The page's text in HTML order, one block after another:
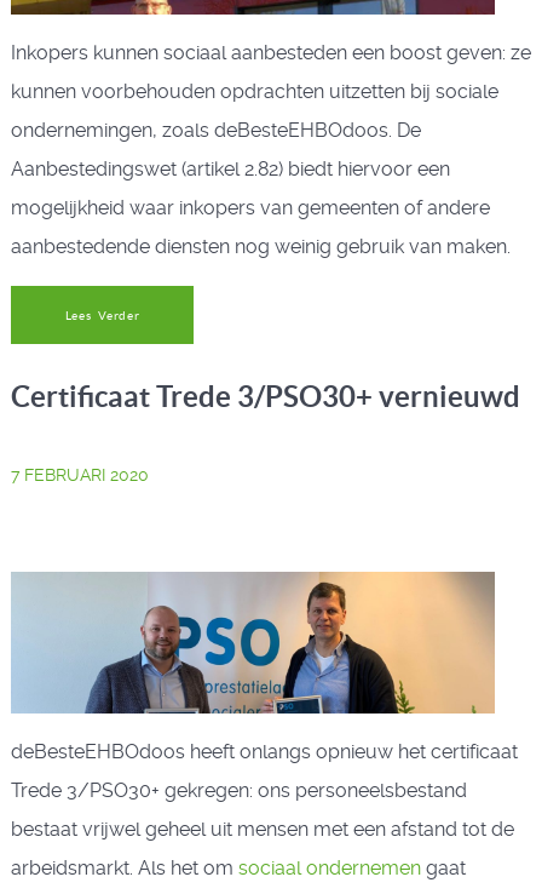
Inkopers kunnen sociaal aanbesteden een boost geven: ze
kunnen voorbehouden opdrachten uitzetten bij sociale
ondernemingen, zoals deBesteEHBOdoos. De
Aanbestedingswet (artikel 2.82) biedt hiervoor een
mogelijkheid waar inkopers van gemeenten of andere
aanbestedende diensten nog weinig gebruik van maken.
Lees Verder
Certificaat Trede 3/PSO30+ vernieuwd
7 FEBRUARI 2020
deBesteEHBOdoos heeft onlangs opnieuw het certificaat
Trede 3/PSO30+ gekregen: ons personeelsbestand
bestaat vrijwel geheel uit mensen met een afstand tot de
arbeidsmarkt. Als het om sociaal ondernemengaat